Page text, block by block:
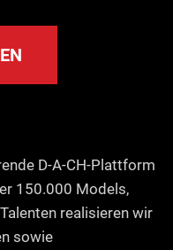
D-A-CH-Plattform
150.000 Models,
realisieren wir
sowie